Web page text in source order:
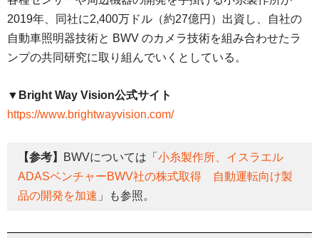
2019年、同社に2,400万ドル（約27億円）出資し、自社の
自動車照明器技術と BWV のカメラ技術を組み合わせたラ
ンプの共同研究に取り組んでいくとしている。
▼Bright Way Vision公式サイト
https://www.brightwayvision.com/
【参考】 BWVについては「 小糸製作所、イスラエル
ADASベンチャーBWV社の株式取得 自動運転向け製
品の開発を加速 」も参照。